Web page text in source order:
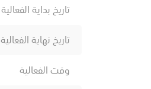
تاريخ بداية الفعالية
تاريخ نهاية الفعالية
وقت الفعالية